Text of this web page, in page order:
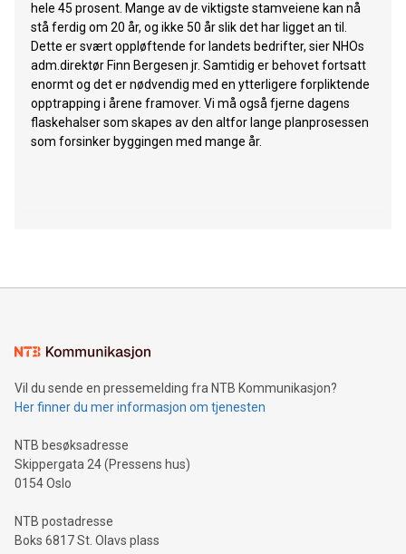
hele 45 prosent. Mange av de viktigste stamveiene kan nå
stå ferdig om 20 år, og ikke 50 år slik det har ligget an til.
Dette er svært oppløftende for landets bedrifter, sier NHOs
adm.direktør Finn Bergesen jr. Samtidig er behovet fortsatt
enormt og det er nødvendig med en ytterligere forpliktende
opptrapping i årene framover. Vi må også fjerne dagens
flaskehalser som skapes av den altfor lange planprosessen
som forsinker byggingen med mange år.
Vil du sende en pressemelding fra NTB Kommunikasjon?
Her finner du mer informasjon om tjenesten
NTB besøksadresse
Skippergata 24 (Pressens hus)
0154 Oslo
NTB postadresse
Boks 6817 St. Olavs plass